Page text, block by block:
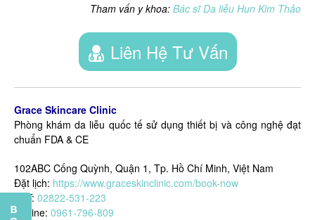
Tham vấn y khoa: Bác sĩ Da liễu Hun Kim Thảo
Liên Hệ Tư Vấn
Grace Skincare Clinic
Phòng khám da liễu quốc tế sử dụng thiết bị và công nghệ đạt
chuẩn FDA & CE
102ABC Cống Quỳnh, Quận 1, Tp. Hồ Chí Minh, Việt Nam
Đặt lịch: https://www.graceskinclinic.com/book-now
SDT: 02822-531-223
Hotline: 0961-796-809